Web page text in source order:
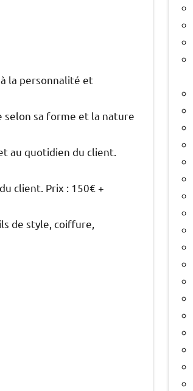
la personnalité et
selon sa forme et la nature
au quotidien du client.
client. Prix : 150€ +
de style, coiffure,